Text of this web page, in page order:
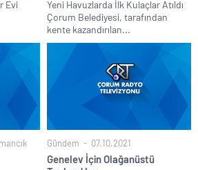
Evi
Yeni Havuzlarda İlk Kulaçlar Atıldı
Çorum Belediyesi, tarafından
kente kazandırılan...
Gündem 07.10.2021
Genelev İçin Olağanüstü